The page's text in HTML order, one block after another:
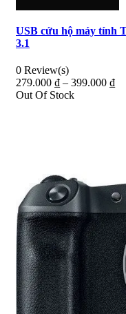
USB cứu hộ máy tính
3.1
0 Review(s)
279.000 ₫ – 399.000 ₫
Out Of Stock